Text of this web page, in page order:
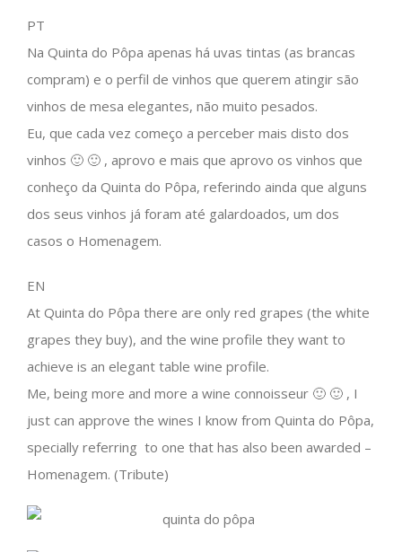
PT
Na Quinta do Pôpa apenas há uvas tintas (as brancas
compram) e o perfil de vinhos que querem atingir são
vinhos de mesa elegantes, não muito pesados.
Eu, que cada vez começo a perceber mais disto dos
vinhos 🙂 🙂 , aprovo e mais que aprovo os vinhos que
conheço da Quinta do Pôpa, referindo ainda que alguns
dos seus vinhos já foram até galardoados, um dos
casos o Homenagem.
EN
At Quinta do Pôpa there are only red grapes (the white
grapes they buy), and the wine profile they want to
achieve is an elegant table wine profile.
Me, being more and more a wine connoisseur 🙂 🙂 , I
just can approve the wines I know from Quinta do Pôpa,
specially referring to one that has also been awarded –
Homenagem. (Tribute)